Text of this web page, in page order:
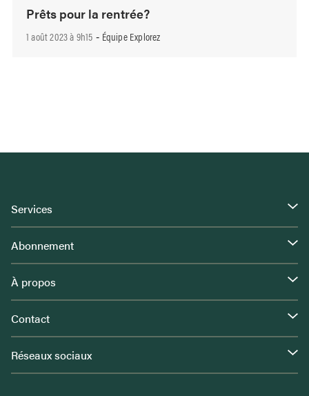
Prêts pour la rentrée?
1 août 2023 à 9h15 - Équipe Explorez
Services
Abonnement
À propos
Contact
Réseaux sociaux